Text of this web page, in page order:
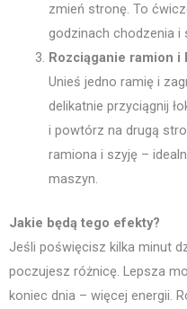
zmień stronę. To
godzinach chodzenia i
Rozciąganie ramion i
Unieś jedno ramię i
delikatnie przyciągnij
i powtórz na drugą
ramiona i szyję –
maszyn.
Jakie będą tego efekty?
Jeśli poświęcisz kilka minut
poczujesz różnicę. Lepsza
koniec dnia – więcej energii.